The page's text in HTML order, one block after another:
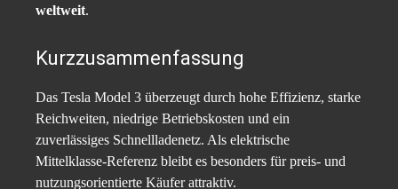
weltweit.
Kurzzusammenfassung
Das Tesla Model 3 überzeugt durch hohe Effizienz, starke
Reichweiten, niedrige Betriebskosten und ein
zuverlässiges Schnellladenetz. Als elektrische
Mittelklasse-Referenz bleibt es besonders für preis- und
nutzungsorientierte Käufer attraktiv.